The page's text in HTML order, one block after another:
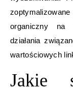
organiczny na
działania
wartościowych
Jakie